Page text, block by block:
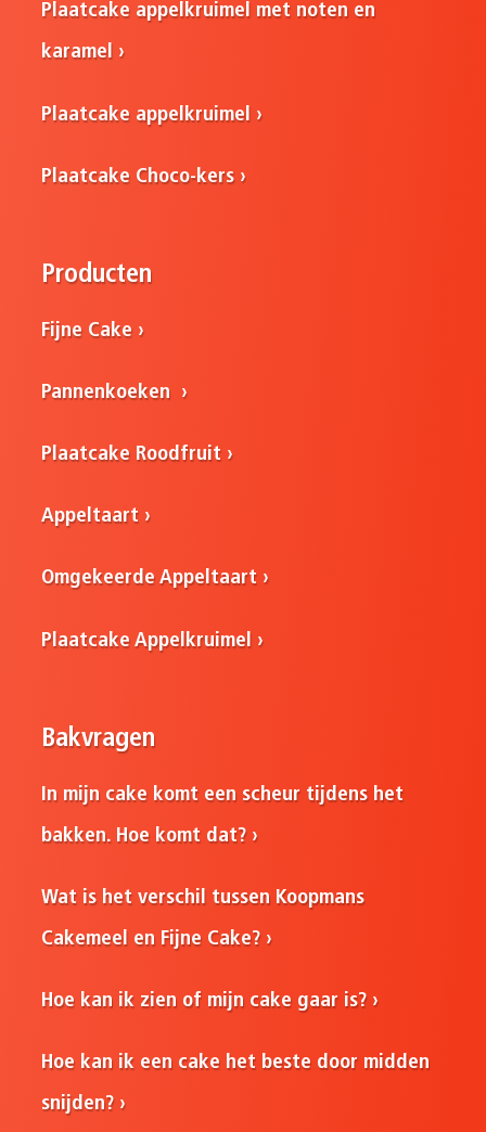
Plaatcake appelkruimel met noten en
karamel
Plaatcake appelkruimel
Plaatcake Choco-kers
Producten
Fijne Cake
Pannenkoeken
Plaatcake Roodfruit
Appeltaart
Omgekeerde Appeltaart
Plaatcake Appelkruimel
Bakvragen
In mijn cake komt een scheur tijdens het
bakken. Hoe komt dat?
Wat is het verschil tussen Koopmans
Cakemeel en Fijne Cake?
Hoe kan ik zien of mijn cake gaar is?
Hoe kan ik een cake het beste door midden
snijden?